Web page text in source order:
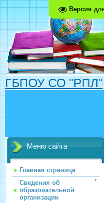
Версия
ГБПОУ СО "РПЛ"
Меню сайта
Главная страница
Сведения об
образовательной
организации